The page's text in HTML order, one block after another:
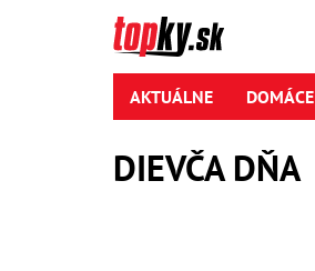
AKTUÁLNE DOMÁCE
DIEVČA DŇA